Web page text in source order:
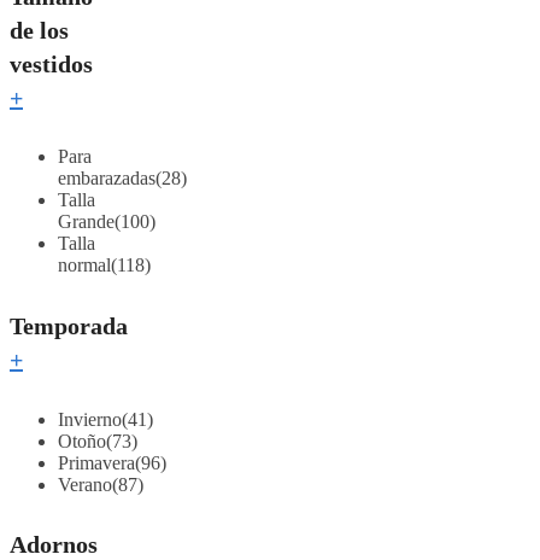
de los
vestidos
+
Para
embarazadas(28)
Talla
Grande(100)
Talla
normal(118)
Temporada
+
Invierno(41)
Otoño(73)
Primavera(96)
Verano(87)
Adornos